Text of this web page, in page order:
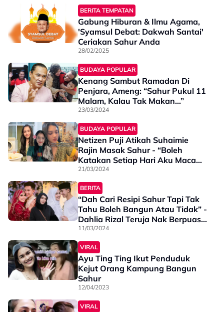
BERITA TEMPATAN
Gabung Hiburan & Ilmu Agama,
'Syamsul Debat: Dakwah Santai'
Ceriakan Sahur Anda
28/02/2025
BUDAYA POPULAR
Kenang Sambut Ramadan Di
Penjara, Ameng: “Sahur Pukul 11
Malam, Kalau Tak Makan…”
23/03/2024
BUDAYA POPULAR
Netizen Puji Atikah Suhaimie
Rajin Masak Sahur - “Boleh
Katakan Setiap Hari Aku Macam
Wajib Tengok…”
21/03/2024
BERITA
“Dah Cari Resipi Sahur Tapi Tak
Tahu Boleh Bangun Atau Tidak” -
Dahlia Rizal Teruja Nak Berpuasa
Bersama Suami
11/03/2024
VIRAL
Ayu Ting Ting Ikut Penduduk
Kejut Orang Kampung Bangun
Sahur
12/04/2023
VIRAL